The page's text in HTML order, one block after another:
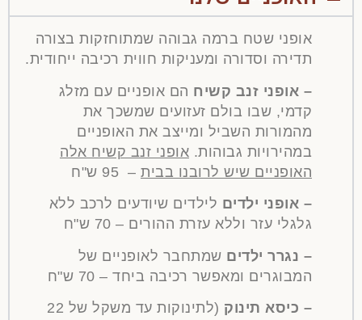
אופני שטח ברמה גבוהה שמתוחזקות בצורה
תדירה וסדורה ומעניקות חווית רכיבה ייחודית.
– אופני זנב קשיח הם אופניים עם מזלג
קדמי, שבו בולם זעזועים שמשכך את
מהמורות השביל ומייצב את האופניים
במהירויות גבוהות. אופני זנב קשיח אלה
האופניים שיש לרובנו בבית – 95 ש"ח
– אופני ילדים לילדים שיודעים לרכב ללא
גלגלי עזר וללא עזרת ההורים – 70 ש"ח
– נגרר ילדים שמתחבר לאופניים של
המבוגרים ומאפשר רכיבה ביחד – 70 ש"ח
– כיסא תינוק
(לתינוקות עד משקל של 22